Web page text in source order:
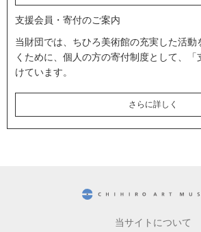
支援会員・寄付のご案内
当財団では、ちひろ美術館の充実した活
くために、個人の方の寄付制度として、
けています。
さらに詳しく
当サイトについて